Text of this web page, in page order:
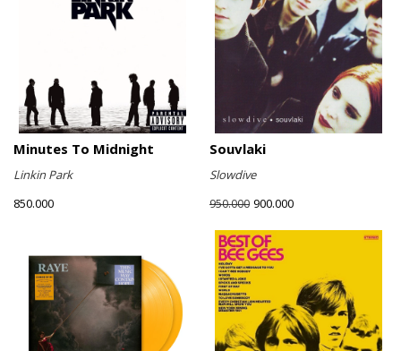
Minutes To Midnight
Linkin Park
850.000
Souvlaki
Slowdive
950.000 900.000